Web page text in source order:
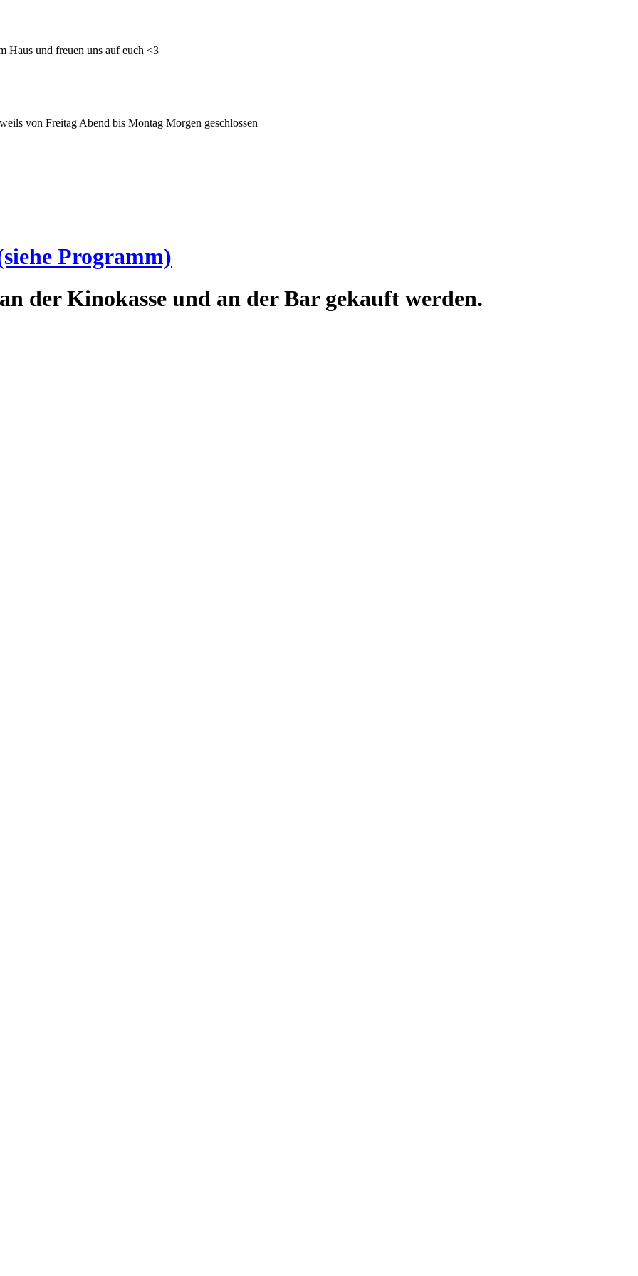
Haus und freuen uns auf euch <3
von Freitag Abend bis Montag Morgen geschlossen
Programm)
der Kinokasse und an der Bar gekauft werden.